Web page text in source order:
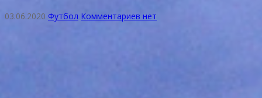
03.06.2020 Футбол Комментариев нет